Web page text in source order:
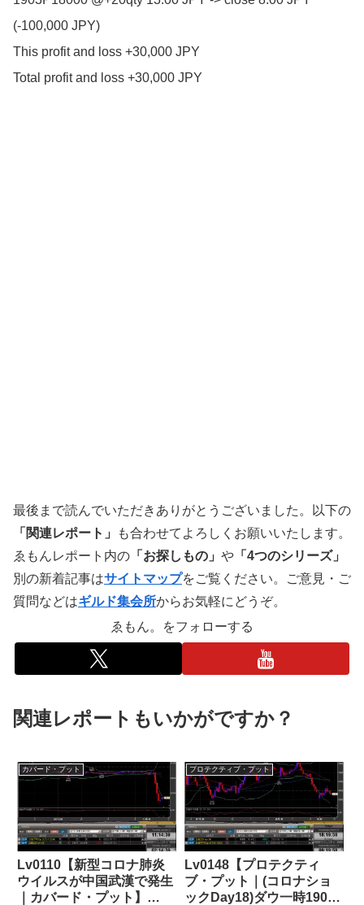
(-100,000 JPY)
This profit and loss +30,000 JPY
Total profit and loss +30,000 JPY
最後まで読んでいただきありがとうございました。以下の
「関連レポート」
も合わせてよろしくお願いいたします。
ゑもんレポート内の 「お探しもの」 や 「4つのシリーズ」
別の新着記事はサイトマップをご覧ください。ご意見・ご
質問などはギルド集会所からお気軽にどうぞ。
ゑもん。をフォローする
関連レポートもいかがですか？
カバード・プット
Lv0110【新型コロナ肺炎
ウイルスが中国武漢で発生
｜カバード・プット】
プロテクティブ・プット
Lv0148【プロテクティ
ブ・プット｜(コロナショ
ックDay18)ダウ一時19000